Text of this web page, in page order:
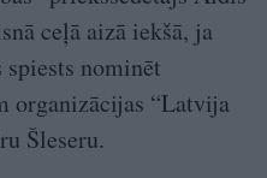
ceļā aizā iekšā, ja
nominēt
organizācijas “Latvija
Šleseru.